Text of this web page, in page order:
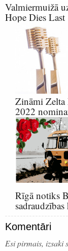
Valmiermuižā
Hope Dies Last
Zināmi
2022
Rīgā notiks
Komentāri
Esi pirmais, izsaki